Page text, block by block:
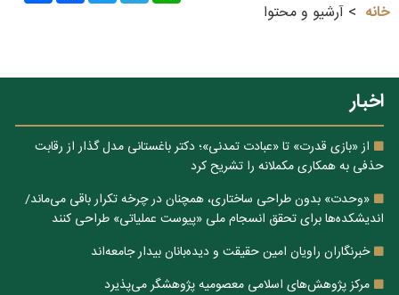
خانه
آرشیو و محتوا
اخبار
از «بازی قدرت» تا «عبادت تمدنی»؛ دکتر باغستانی مدل گذار از رقابت
حذفی به همکاری مکملانه را تشریح کرد
«وحدت» بدون طراحی ساختاری، همچنان در چرخه تکرار باقی می‌ماند/
اندیشکده‌ها برای تحقق انسجام ملی «پیوست عملیاتی» طراحی کنند
خبرنگاران راویان امین حقیقت و دیده‌بانان بیدار جامعه‌اند
مرکز پژوهش‌های اسلامی معصومیه پژوهشگر می‌پذیرد